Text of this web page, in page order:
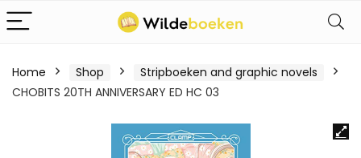
Home Shop
Stripboeken and graphic novels
CHOBITS 20TH ANNIVERSARY ED HC 03